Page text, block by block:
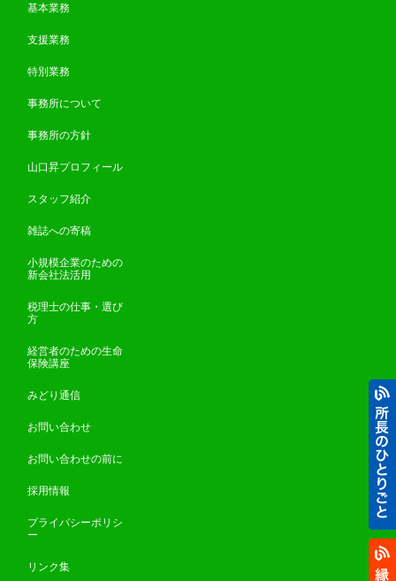
基本業務
支援業務
特別業務
事務所について
事務所の方針
山口昇プロフィール
スタッフ紹介
雑誌への寄稿
小規模企業のための
新会社法活用
税理士の仕事・選び
方
経営者のための生命
保険講座
みどり通信
お問い合わせ
お問い合わせの前に
採用情報
プライバシーポリシ
ー
リンク集